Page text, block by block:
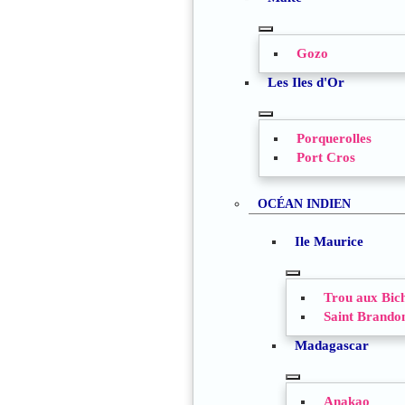
TOGGLE
SUBMENU
Gozo
Les Iles d'Or
TOGGLE
SUBMENU
Porquerolles
Port Cros
OCÉAN INDIEN
Ile Maurice
TOGGLE
SUBMENU
Trou aux
Saint
Madagascar
TOGGLE
Anakao